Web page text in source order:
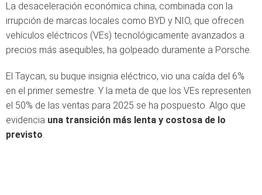
La desaceleración económica china, combinada con la
irrupción de marcas locales como BYD y NIO, que ofrecen
vehículos eléctricos (VEs) tecnológicamente avanzados a
precios más asequibles, ha golpeado duramente a Porsche.
El Taycan, su buque insignia eléctrico, vio una caída del 6%
en el primer semestre. Y la meta de que los VEs representen
el 50% de las ventas para 2025 se ha pospuesto. Algo que
evidencia una transición más lenta y costosa de lo
previsto.